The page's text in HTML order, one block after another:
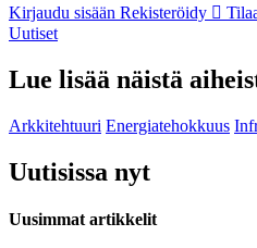
Kirjaudu sisään Rekisteröidy
Uutiset
Lue lisää näistä
Arkkitehtuuri Energiatehokkuus
Uutisissa nyt
Uusimmat artikkelit